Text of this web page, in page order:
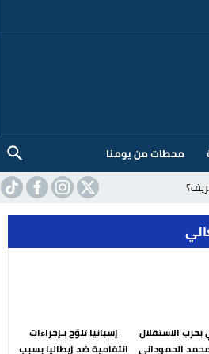
محطات من يومنا
بحزب الاستقلال
الحموداني
إسبانيا تلوّح بـإجراءات
انتقامية ضد إيطاليا بسبب